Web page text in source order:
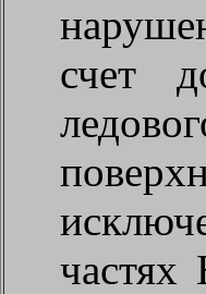
счет
частях